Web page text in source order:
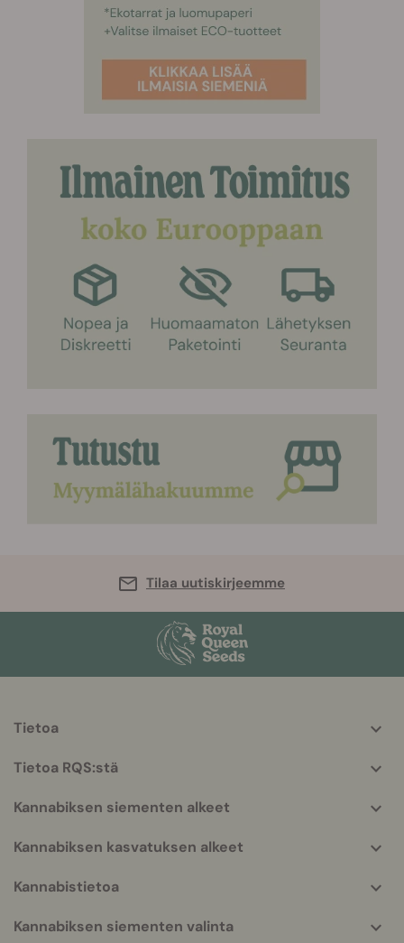
Tilaa uutiskirjeemme
info
Tietoa
Tietoa RQS:stä
Kannabiksen siementen alkeet
Kannabiksen kasvatuksen alkeet
Kannabistietoa
Kannabiksen siementen valinta